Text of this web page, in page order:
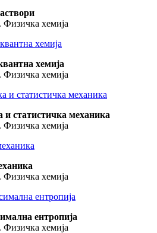
Физичка хемија
хемија
Физичка хемија
статистичка механика
Физичка хемија
Физичка хемија
ентропија
Физичка хемија